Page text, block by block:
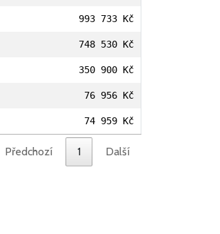
993 733 Kč
748 530 Kč
350 900 Kč
76 956 Kč
74 959 Kč
Předchozí 1 Další